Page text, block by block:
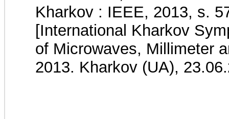
Kharkov : IEEE, 2013, s.
[International Kharkov
of Microwaves, Millimeter
2013. Kharkov (UA),